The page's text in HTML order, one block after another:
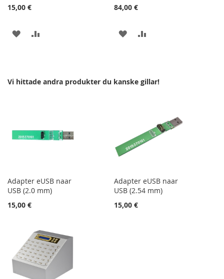
15,00 €
kundvagn
LÄGG
ÖNSKELISTA
JÄMFÖR
84,00 €
kundvagn
LÄGG
ÖNSKELISTA
JÄMFÖR
Vi hittade andra produkter du kanske gillar!
Adapter eUSB naar
USB (2.0 mm)
15,00 €
Adapter eUSB naar
USB (2.54 mm)
15,00 €